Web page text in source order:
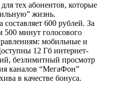
тех абонентов, которые
жизнь.
600 рублей. За
минут голосового
мобильные и
12 Гб интернет-
безлимитный просмотр
каналов “МегаФон”
в качестве бонуса.